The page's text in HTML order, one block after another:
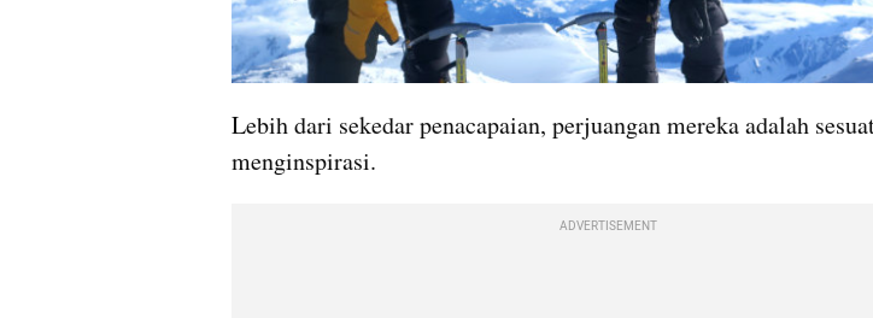
Lebih dari sekedar penacapaian, perjuangan mereka adalah
menginspirasi.
ADVERTISEMENT